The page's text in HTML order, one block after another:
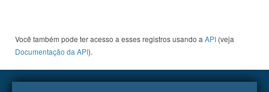
Você também pode ter acesso a esses registros usando a API (veja
Documentação da API).